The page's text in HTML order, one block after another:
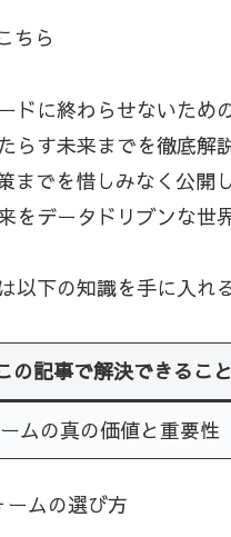
ちら
ドに終わらせないた
らす未来までを徹底
でを惜しみなく公開
をデータドリブンな世
以下の知識を手に入れ
の記事で解決できること
ムの真の価値と重要性
ームの選び方